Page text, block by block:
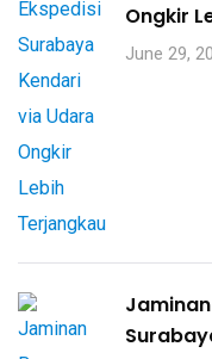
Ongkir
June 29,